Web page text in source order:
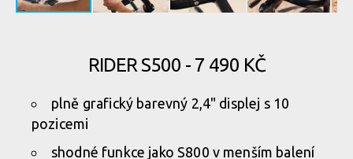
RIDER S500 - 7 490 KČ
plně grafický barevný 2,4" displej s 10
pozicemi
shodné funkce jako S800 v menším balení